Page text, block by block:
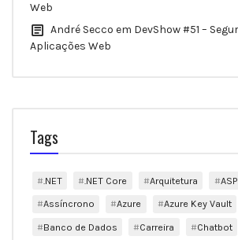
Web
André Secco em DevShow #51 –
Aplicações Web
Tags
.NET .NET Core Arquitetura
Assíncrono
Azure
Azure Key Vault
Banco de Dados
Carreira
Chatbot